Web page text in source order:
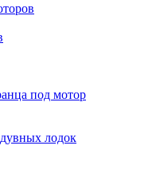
под мотор
лодок